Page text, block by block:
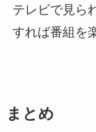
テレビで見ら
すれば番組を
まとめ